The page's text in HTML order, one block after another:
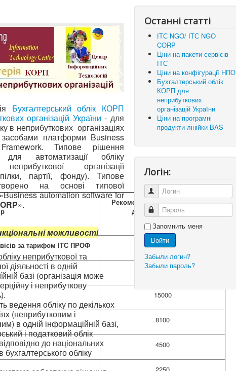
Рекомендована роздрібна ціна
договору ІТС, грн.,
з ПДВ 20%
за тарифом ІТС ПРОФ
30000
15000
8100
4500
Бухгалтерський облік КОРП
організацій України - для
в неприбуткових організаціях
платформи Business
. Типове рішення
для автоматизації обліку
організації
партії, фонду). Типове
на основі типової
Business automation software for
».
можливості
неприбуткової та
діяльності в одній
базі (організація може
і неприбуткову
ведення обліку по декількох
(неприбутковим і
в одній інформаційній базі,
і податковий облік
до національних
бухгалтерського обліку
Останні статті
ІТС NGO/ ІТС NGO
CORP
Ціни на пакети сервісів
ІТС
Ціни на конфігурації НПО
Бухгалтерський облік
КОРП для
неприбуткових
організацій України
Ціни на програмні
продукти лінійки BAS
Логін:
Логин
Пароль
Запомнить меня
Войти
Забыли логин?
Забыли пароль?